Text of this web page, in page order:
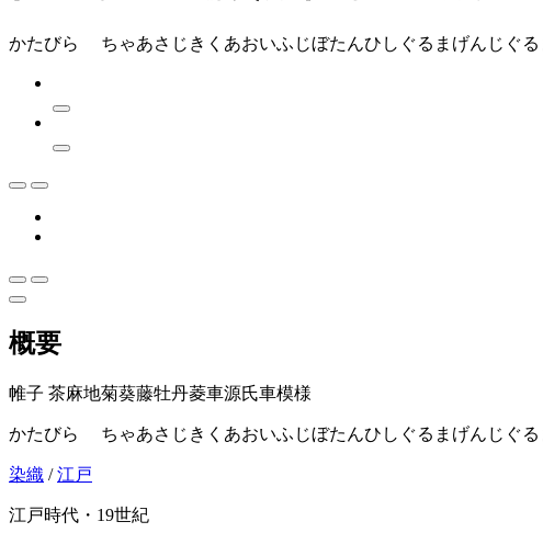
かたびら ちゃあさじきくあおいふじぼたんひしぐるまげんじぐる
概要
帷子 茶麻地菊葵藤牡丹菱車源氏車模様
かたびら ちゃあさじきくあおいふじぼたんひしぐるまげんじぐる
染織 /江戸
江戸時代・19世紀